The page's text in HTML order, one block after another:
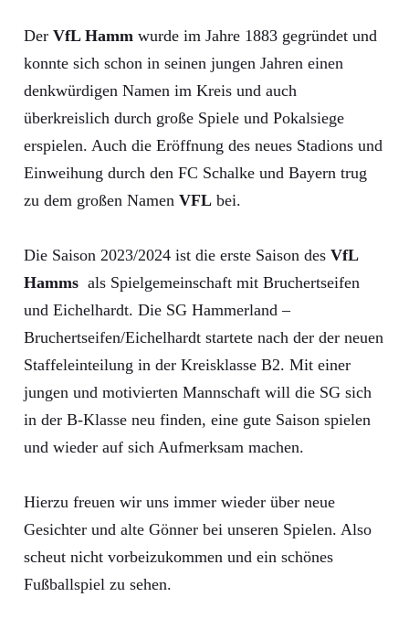
Der VfL Hamm wurde im Jahre 1883 gegründet und
konnte sich schon in seinen jungen Jahren einen
denkwürdigen Namen im Kreis und auch
überkreislich durch große Spiele und Pokalsiege
erspielen. Auch die Eröffnung des neues Stadions und
Einweihung durch den FC Schalke und Bayern trug
zu dem großen Namen VFL bei.
Die Saison 2023/2024 ist die erste Saison des VfL
Hamms als Spielgemeinschaft mit Bruchertseifen
und Eichelhardt. Die SG Hammerland –
Bruchertseifen/Eichelhardt startete nach der der neuen
Staffeleinteilung in der Kreisklasse B2. Mit einer
jungen und motivierten Mannschaft will die SG sich
in der B-Klasse neu finden, eine gute Saison spielen
und wieder auf sich Aufmerksam machen.
Hierzu freuen wir uns immer wieder über neue
Gesichter und alte Gönner bei unseren Spielen. Also
scheut nicht vorbeizukommen und ein schönes
Fußballspiel zu sehen.